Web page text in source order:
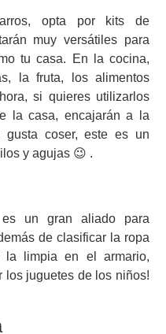
opta por kits de
muy versátiles para
tu casa. En la cocina,
la fruta, los alimentos
si quieres utilizarlos
la casa, encajarán a la
gusta coser, este es un
y agujas 😉 .
un gran aliado para
de clasificar la ropa
limpia en el armario,
los juguetes de los niños!